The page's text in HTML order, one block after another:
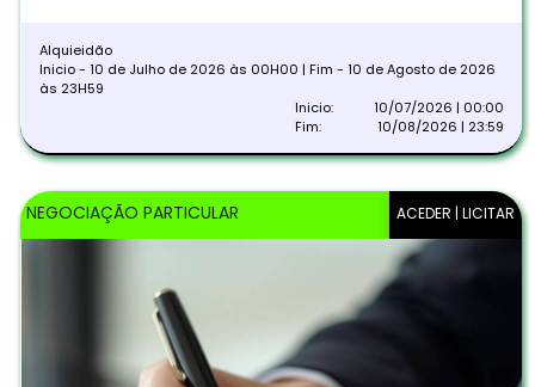
Alquieidão
Inicio - 10 de Julho de 2026 às 00H00 | Fim - 10 de Agosto de 2026
às 23H59
Inicio:
10/07/2026 | 00:00
Fim:
10/08/2026 | 23:59
ACEDER | LICITAR
NEGOCIAÇÃO PARTICULAR